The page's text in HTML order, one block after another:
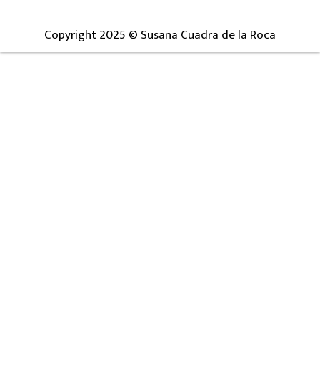
Copyright 2025 © Susana Cuadra de la Roca